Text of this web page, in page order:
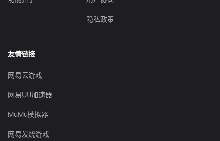
隐私政策
友情链接
网易云游戏
网易UU加速器
MuMu模拟器
网易发烧游戏